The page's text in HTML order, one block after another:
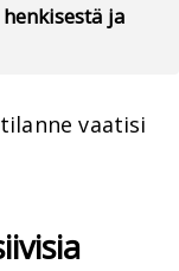
ja
vaatisi